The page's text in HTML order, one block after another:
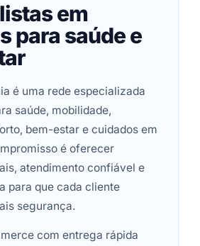
em
para saúde e
é uma rede especializada
saúde, mobilidade,
bem-estar e cuidados em
é oferecer
atendimento confiável e
para que cada cliente
segurança.
com entrega rápida